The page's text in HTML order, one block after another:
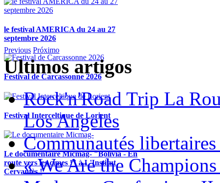
le festival AMERICA du 24 au 27
septembre 2026
Festival de Carcassonne 2026
Festival Interceltique de Lorient
Le documentaire Micmag- "Bolivia - En
route vers les cimes !" à L'Institut
Cervantès !
Previous Próximo
Ultimos artigos
Rock'n'Road Trip La
Los Angeles
Communautés libertaires
« We Are the